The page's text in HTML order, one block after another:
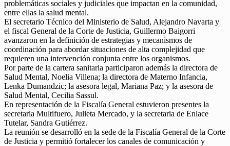
problemáticas sociales y judiciales que impactan en la comunidad,
entre ellas la salud mental.
El secretario Técnico del Ministerio de Salud, Alejandro Navarta y
el fiscal General de la Corte de Justicia, Guillermo Baigorri
avanzaron en la definición de estrategias y mecanismos de
coordinación para abordar situaciones de alta complejidad que
requieren una intervención conjunta entre los organismos.
Por parte de la cartera sanitaria participaron además la directora de
Salud Mental, Noelia Villena; la directora de Materno Infancia,
Lenka Dumandzic; la asesora legal, Mariana Paz; y la asesora de
Salud Mental, Cecilia Sassul.
En representación de la Fiscalía General estuvieron presentes la
secretaria Multifuero, Julieta Mercado, y la secretaria de Enlace
Tutelar, Sandra Gutiérrez.
La reunión se desarrolló en la sede de la Fiscalía General de la Corte
de Justicia y permitió fortalecer los canales de comunicación y